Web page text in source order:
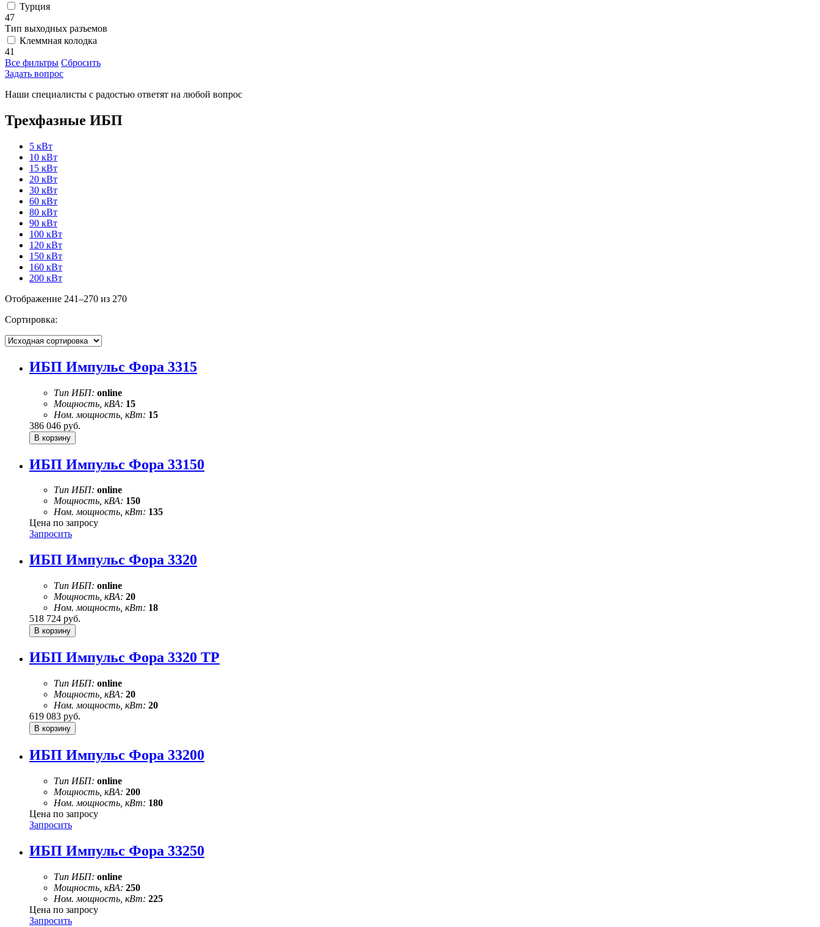
Турция
47
Тип выходных разъемов
Клеммная колодка
41
Все фильтры Сбросить
Задать вопрос
Наши специалисты с радостью ответят на любой вопрос
Трехфазные ИБП
5 кВт
10 кВт
15 кВт
20 кВт
30 кВт
60 кВт
80 кВт
90 кВт
100 кВт
120 кВт
150 кВт
160 кВт
200 кВт
Отображение 241–270 из 270
Сортировка:
ИБП Импульс Фора 3315
Тип ИБП: online
Мощность, кВА: 15
Ном. мощность, кВт: 15
386 046 руб.
ИБП Импульс Фора 33150
Тип ИБП: online
Мощность, кВА: 150
Ном. мощность, кВт: 135
Цена по запросу
Запросить
ИБП Импульс Фора 3320
Тип ИБП: online
Мощность, кВА: 20
Ном. мощность, кВт: 18
518 724 руб.
ИБП Импульс Фора 3320 ТР
Тип ИБП: online
Мощность, кВА: 20
Ном. мощность, кВт: 20
619 083 руб.
ИБП Импульс Фора 33200
Тип ИБП: online
Мощность, кВА: 200
Ном. мощность, кВт: 180
Цена по запросу
Запросить
ИБП Импульс Фора 33250
Тип ИБП: online
Мощность, кВА: 250
Ном. мощность, кВт: 225
Цена по запросу
Запросить